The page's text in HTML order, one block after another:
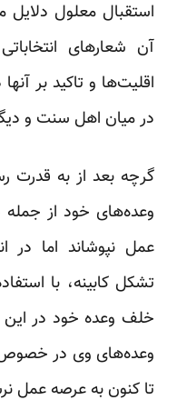
استقبال معلول دلایل
آن شعارهای
اقلیت‌ها و تاکید بر
در میان اهل سنت و
گرچه بعد از به قدرت
وعده‌های خود از جمله
عمل نپوشاند اما در
تشکل کابینه، با
خلف وعده خود در این
وعده‌های وی در خصوص
تا کنون به عرصه عمل